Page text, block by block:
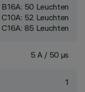
B16A: 50 Leuchten
C10A: 52 Leuchten
C16A: 85 Leuchten
5 A / 50 µs
1